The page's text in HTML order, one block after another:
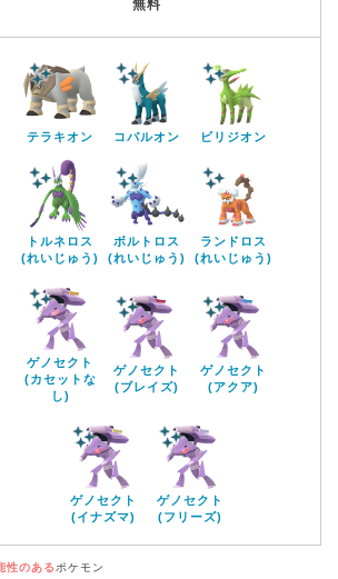
無料
テラキオン コバルオン ビリジオン
トルネロス
(れいじゅう)
ボルトロス
(れいじゅう)
ランドロス
(れいじゅう)
ゲノセクト
(カセットな
し)
ゲノセクト
(ブレイズ)
ゲノセクト
(アクア)
ゲノセクト
(イナズマ)
ゲノセクト
(フリーズ)
性のある ポケモン